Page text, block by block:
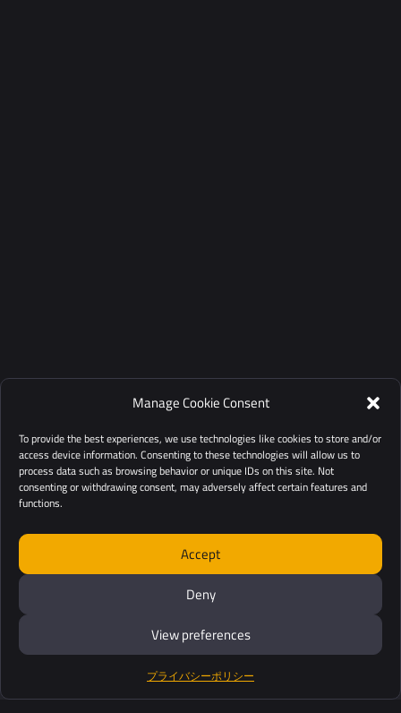
Manage Cookie Consent
To provide the best experiences, we use technologies like cookies to store and/or
access device information. Consenting to these technologies will allow us to
process data such as browsing behavior or unique IDs on this site. Not
consenting or withdrawing consent, may adversely affect certain features and
functions.
Accept
Deny
View preferences
プライバシーポリシー